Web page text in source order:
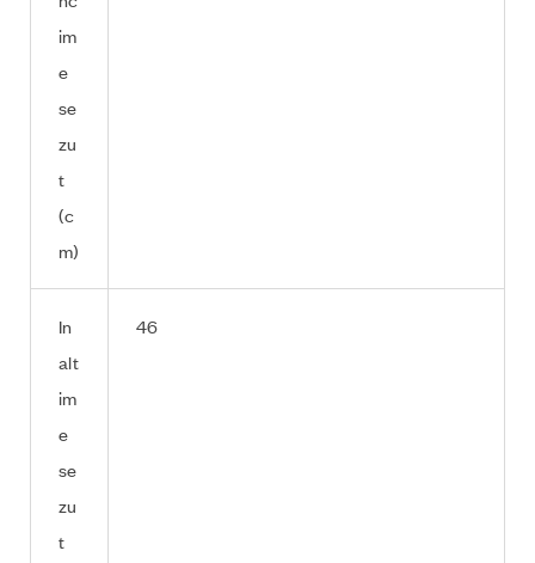
im
e
se
zu
t
(c
m)
In
alt
im
e
se
zu
t
46